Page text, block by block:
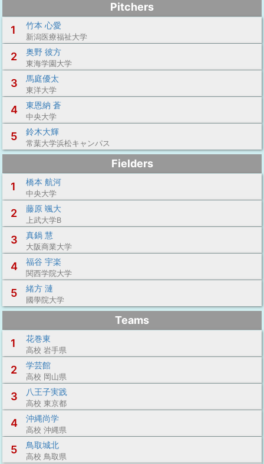
Pitchers
1
竹本 心愛
新潟医療福祉大学
2 奥野 彼方
東海学園大学
3 馬庭優太
東洋大学
4 東恩納 蒼
中央大学
5 鈴木大輝
常葉大学浜松キャンパス
Fielders
1
橋本 航河
中央大学
2 藤原 颯大
上武大学B
3 真鍋 慧
大阪商業大学
4 福谷 宇楽
関西学院大学
5 緒方 漣
國學院大学
Teams
1
花巻東
高校 岩手県
2 学芸館
高校 岡山県
3 八王子実践
高校 東京都
4 沖縄尚学
高校 沖縄県
5 鳥取城北
高校 鳥取県